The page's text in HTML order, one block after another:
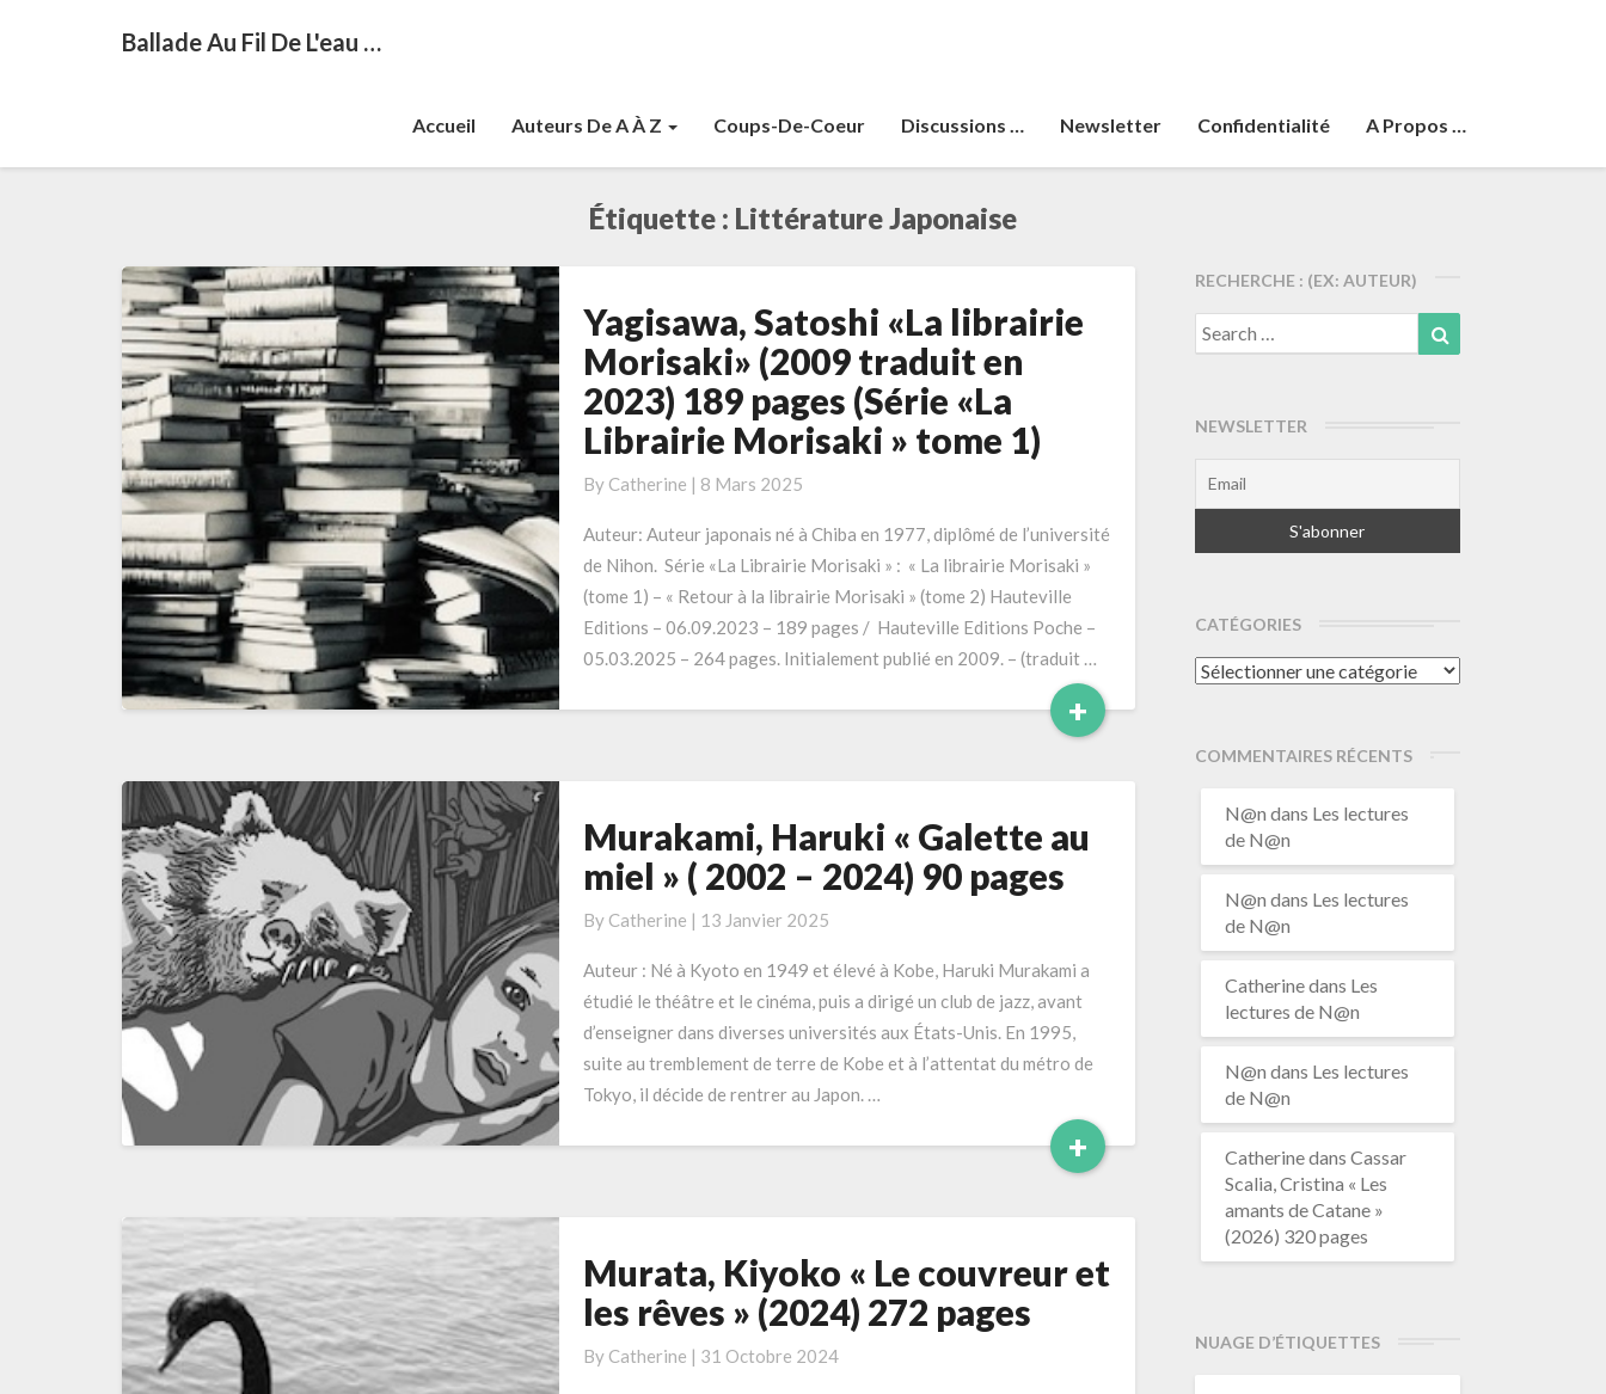
Ballade Au Fil De L'eau …
Accueil Auteurs De A À Z Coups-De-Coeur Discussions … Newsletter Confidentialité A Propos …
Étiquette : Littérature Japonaise
Yagisawa,
Satoshi
«La
librairie
Morisaki» (2009
en
2023)
189
pages
(Série
Librairie
Morisaki »
Yagisawa, Satoshi «La librairie
Morisaki» (2009 traduit en
2023) 189 pages (Série «La
Librairie Morisaki » tome 1)
By Catherine | 8 Mars 2025
Auteur: Auteur japonais né à Chiba en 1977, diplômé de l’université
de Nihon. Série «La Librairie Morisaki » : « La librairie Morisaki »
(tome 1) – « Retour à la librairie Morisaki » (tome 2) Hauteville
Editions – 06.09.2023 – 189 pages / Hauteville Editions Poche –
05.03.2025 – 264 pages. Initialement publié en 2009. – (traduit …
+Read
More
Murakami,
Haruki
« Galette
au
(
2002
–
2024)
90
Murakami, Haruki « Galette au
miel » ( 2002 – 2024) 90 pages
By Catherine | 13 Janvier 2025
Auteur : Né à Kyoto en 1949 et élevé à Kobe, Haruki Murakami a
étudié le théâtre et le cinéma, puis a dirigé un club de jazz, avant
d’enseigner dans diverses universités aux États-Unis. En 1995,
suite au tremblement de terre de Kobe et à l’attentat du métro de
Tokyo, il décide de rentrer au Japon. …
+Read
More
Murata,
Kiyoko
« Le
couvreur
Murata, Kiyoko « Le couvreur et
les rêves » (2024) 272 pages
By Catherine | 31 Octobre 2024
RECHERCHE : (EX: AUTEUR)
Search
for:
NEWSLETTER
CATÉGORIES
Catégories
COMMENTAIRES RÉCENTS
N@n dans Les lectures
de N@n
N@n dans Les lectures
de N@n
Catherinedans Les
lectures de N@n
N@n dans Les lectures
de N@n
Catherinedans Cassar
Scalia, Cristina « Les
amants de Catane »
(2026) 320 pages
NUAGE D’ÉTIQUETTES